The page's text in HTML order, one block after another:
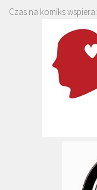
Czas na komiks wspiera: